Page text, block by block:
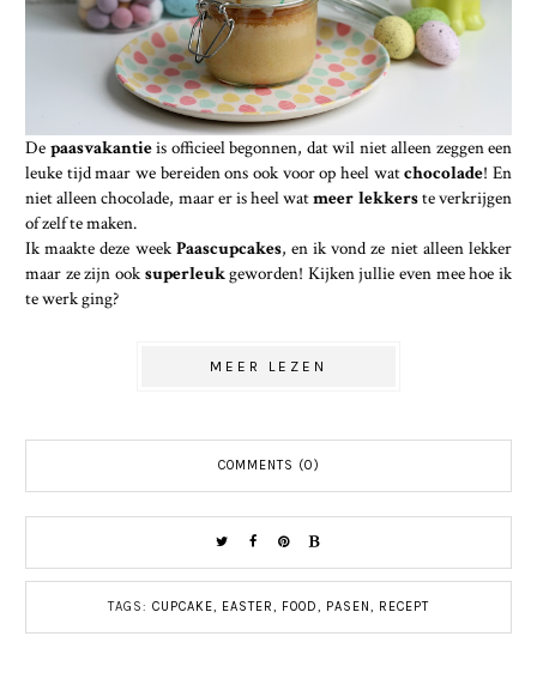
De paasvakantieis officieel begonnen, dat wil niet alleen zeggen een
leuke tijd maar we bereiden ons ook voor op heel watchocolade! En
niet alleen chocolade, maar er is heel watmeer lekkerste verkrijgen
of zelf te maken.
Ik maakte deze weekPaascupcakes, en ik vond ze niet alleen lekker
maar ze zijn ooksuperleukgeworden! Kijken jullie even mee hoe ik
te werk ging?
MEER LEZEN
COMMENTS (0)
TAGS: CUPCAKE, EASTER, FOOD, PASEN , RECEPT